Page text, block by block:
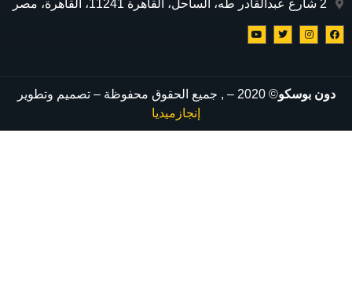
2 شارع عبدالقادر طه، الساحل، القاهرة 11241، القاهرة، مصر
دون بوسكو© 2020 –
, جميع الحقوق محفوظة – تصميم وتطوير
إنجازميديا